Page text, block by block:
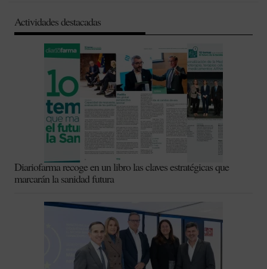
Actividades destacadas
Diariofarma recoge en un libro las claves estratégicas que
marcarán la sanidad futura